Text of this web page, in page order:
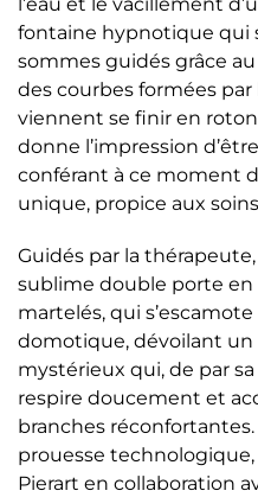
l’eau et le vacillement
fontaine hypnotique qui
sommes guidés grâce
des courbes formées par
viennent se finir en
donne l’impression
conférant à ce moment
unique, propice aux
Guidés par la
sublime double porte
martelés, qui
domotique, dévoilant un
mystérieux qui, de par
respire doucement et
branches
prouesse technologique,
Pierart en collaboration